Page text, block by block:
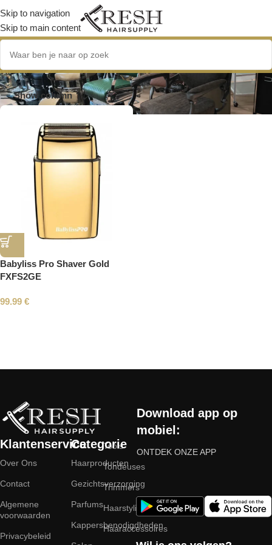
Skip to navigation
Skip to main content
BaByliss PRO 4Artists
Show column
Babyliss Pro Shaver Gold
FXFS2GE
99.99 €
Klantenservice
Over Ons
Contact
Algemene
voorwaarden
Privacybeleid
Categorie
Haarproducten
Gezichtsverzorging
Parfums
Kappersbenodigdheden
Tools
Tondeuses
Trimmers
Haarstyling
Haaraccessoires
Download app op
mobiel:
ONTDEK ONZE APP